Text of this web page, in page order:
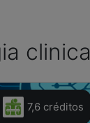
clinica
7,6 créditos